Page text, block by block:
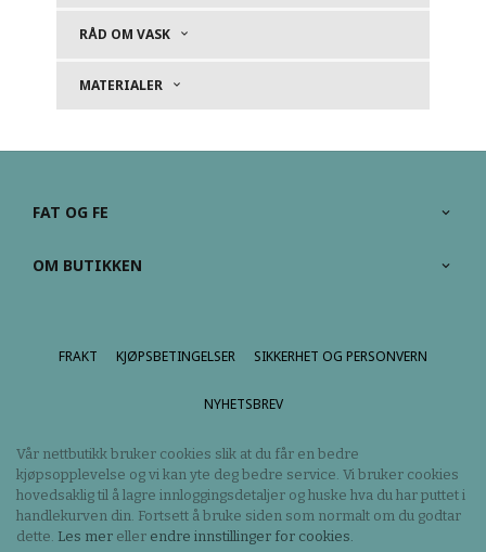
RÅD OM VASK
MATERIALER
FAT OG FE
OM BUTIKKEN
FRAKT KJØPSBETINGELSER SIKKERHET OG PERSONVERN
NYHETSBREV
Vår nettbutikk bruker cookies slik at du får en bedre
kjøpsopplevelse og vi kan yte deg bedre service. Vi bruker cookies
hovedsaklig til å lagre innloggingsdetaljer og huske hva du har puttet i
handlekurven din. Fortsett å bruke siden som normalt om du godtar
dette. Les mer eller endre innstillinger for cookies.